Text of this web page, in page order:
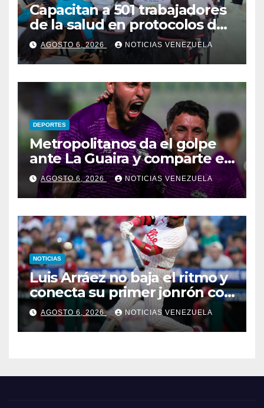
Capacitan a 501 trabajadores
de la salud en protocolos de
vacunación para
campamentos
AGOSTO 6, 2026 NOTICIAS VENEZUELA
DEPORTES
Metropolitanos da el golpe
ante La Guaira y comparte el
liderato
AGOSTO 6, 2026 NOTICIAS VENEZUELA
NOTICIAS
Luis Arráez no baja el ritmo y
conecta su primer jonrón con
los Filis
AGOSTO 6, 2026 NOTICIAS VENEZUELA